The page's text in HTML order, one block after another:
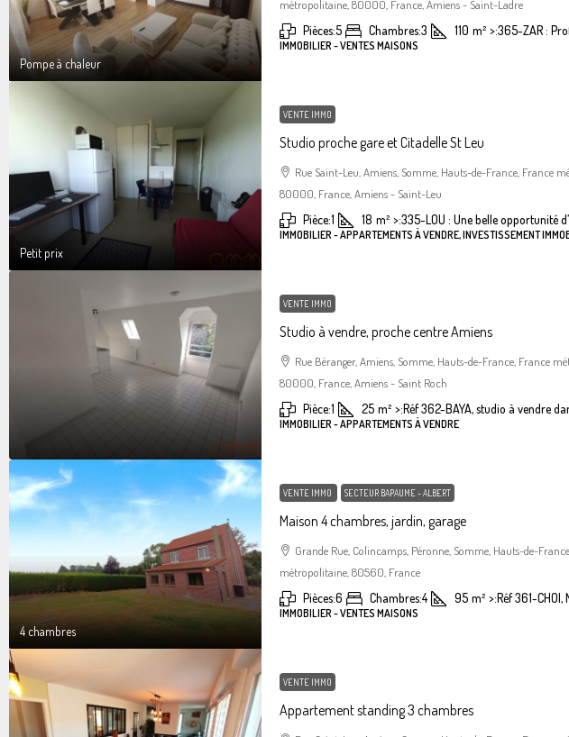
Pompe à chaleur
métropolitaine, 80000, France, Amiens - Saint-Ladre
Pièces:5 Chambres:3 110 m² >:365-ZAR :
IMMOBILIER - VENTES MAISONS
Petit prix
VENTE IMMO
Studio proche gare et Citadelle St Leu
Rue Saint-Leu, Amiens, Somme, Hauts-de-France, France
80000, France, Amiens - Saint-Leu
Pièce:1 18 m² >:335-LOU : Une belle opportunité
IMMOBILIER - APPARTEMENTS À VENDRE, INVESTISSEMENT
VENTE IMMO
Studio à vendre, proche centre Amiens
Rue Béranger, Amiens, Somme, Hauts-de-France, France
80000, France, Amiens - Saint Roch
Pièce:1 25 m² >:Réf 362-BAYA, studio à vendre
IMMOBILIER - APPARTEMENTS À VENDRE
4 chambres
VENTE IMMO SECTEUR BAPAUME - ALBERT
Maison 4 chambres, jardin, garage
Grande Rue, Colincamps, Péronne, Somme, Hauts-de-
métropolitaine, 80560, France
Pièces:6 Chambres:4 95 m² >:Réf 361-
IMMOBILIER - VENTES MAISONS
VENTE IMMO
Appartement standing 3 chambres